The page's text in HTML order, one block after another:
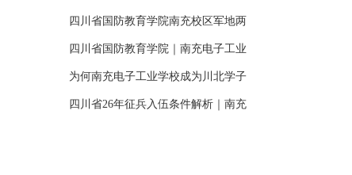
四川省国防教育学院南充校区军地两
四川省国防教育学院｜南充电子工业
为何南充电子工业学校成为川北学子
四川省26年征兵入伍条件解析｜南充